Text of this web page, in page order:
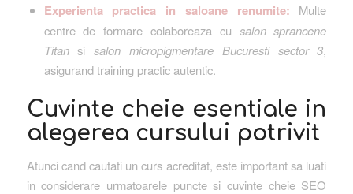
Experienta practica in saloane renumite: Multe
centre de formare colaboreaza cu salon sprancene
Titansisalon micropigmentare Bucuresti sector 3,
asigurand training practic autentic.
Cuvinte cheie esentiale in
alegerea cursului potrivit
Atunci cand cautati un curs acreditat, este important sa luati
in considerare urmatoarele puncte si cuvinte cheie SEO